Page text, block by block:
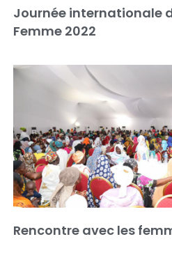
Journée internationale
Femme 2022
Rencontre avec les